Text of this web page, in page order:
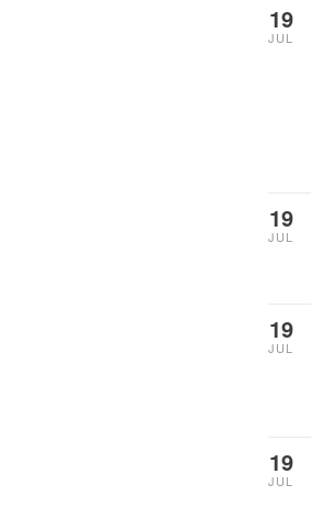
19
JUL
19
JUL
19
JUL
19
JUL